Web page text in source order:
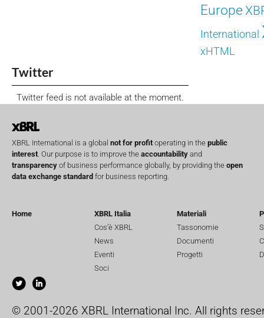
Europe
International
xHTML
Twitter
Twitter feed is not available at the moment.
XBRL International is a global not for profitoperating in the public
interest. Our purpose is to improve the accountability and
transparency of business performance globally, by providing the open
data exchange standard for business reporting.
Home
XBRL Italia
Cos’è XBRL
News
Eventi
Soci
Materiali
Tassonomie
Documenti
Progetti
© 2001-2026 XBRL International Inc. All rights